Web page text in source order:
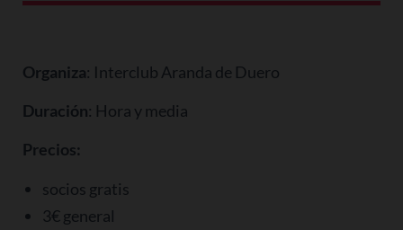
Organiza: Interclub Aranda de Duero
Duración: Hora y media
Precios:
socios gratis
3€ general